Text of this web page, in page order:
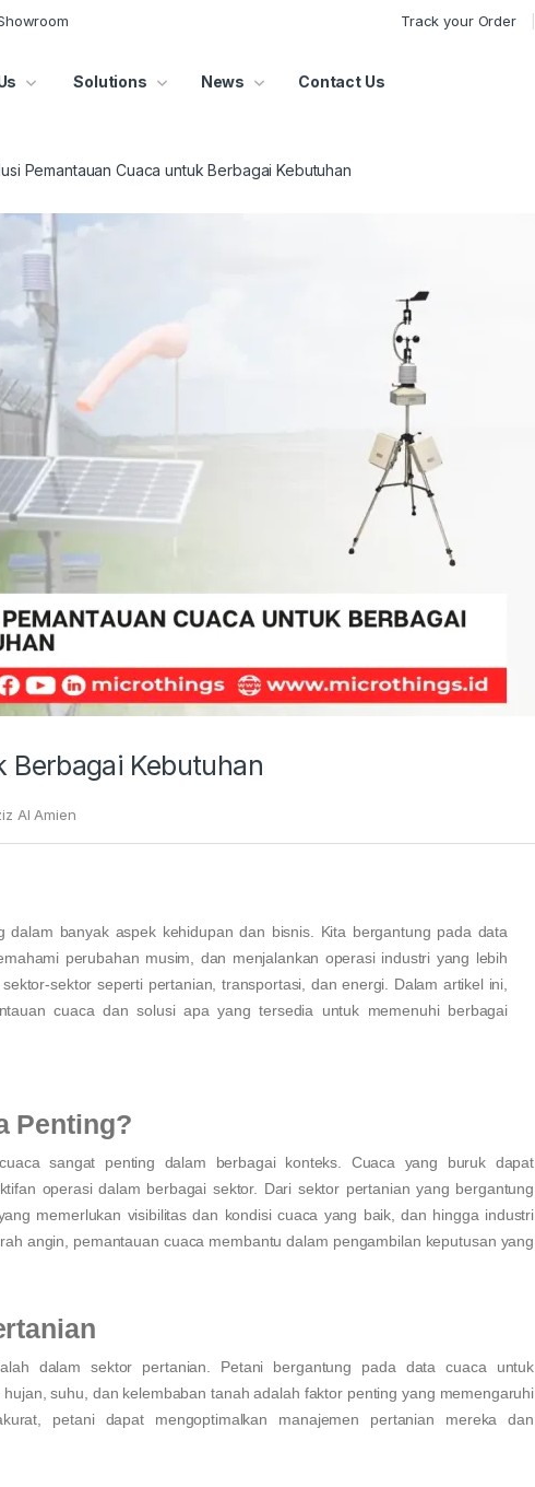
Track your Order
Solutions News Contact Us
Pemantauan Cuaca untuk Berbagai Kebutuhan
Berbagai Kebutuhan
Al Amien
dalam banyak aspek kehidupan dan bisnis. Kita bergantung pada data
perubahan musim, dan menjalankan operasi industri yang lebih
sektor seperti pertanian, transportasi, dan energi. Dalam artikel ini,
cuaca dan solusi apa yang tersedia untuk memenuhi berbagai
Penting?
sangat penting dalam berbagai konteks. Cuaca yang buruk dapat
operasi dalam berbagai sektor. Dari sektor pertanian yang bergantung
memerlukan visibilitas dan kondisi cuaca yang baik, dan hingga industri
angin, pemantauan cuaca membantu dalam pengambilan keputusan yang
dalam sektor pertanian. Petani bergantung pada data cuaca untuk
suhu, dan kelembaban tanah adalah faktor penting yang memengaruhi
petani dapat mengoptimalkan manajemen pertanian mereka dan